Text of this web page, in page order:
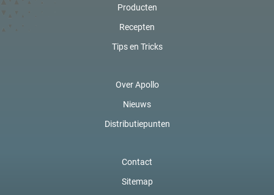
Producten
Recepten
Tips en Tricks
Over Apollo
Nieuws
Distributiepunten
Contact
Sitemap